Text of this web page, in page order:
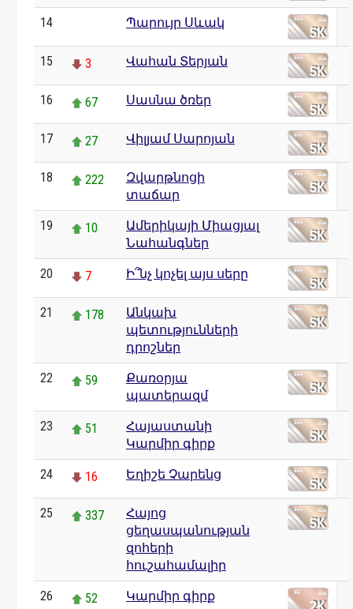
14 Պարույր Սևակ
15 3 Վահան Տերյան
16 67 Սասնա ծռեր
17 27 Վիլյամ Սարոյան
18 222
Զվարթնոցի
տաճար
19 10
Ամերիկայի Միացյալ
Նահանգներ
20 7 Ի՞նչ կոչել այս սերը
21 178
Անկախ
պետությունների
դրոշներ
22 59
Քառօրյա
պատերազմ
23 51
Հայաստանի
Կարմիր գիրք
24 16 Եղիշե Չարենց
25 337
Հայոց
ցեղասպանության
զոհերի
հուշահամալիր
26 52 Կարմիր գիրք